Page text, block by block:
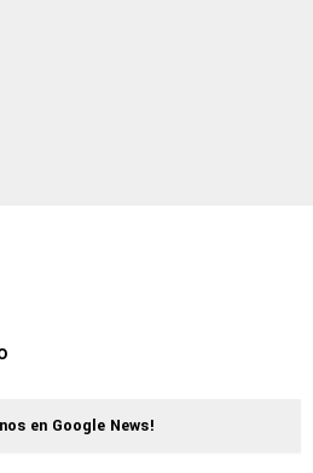
en Google News!